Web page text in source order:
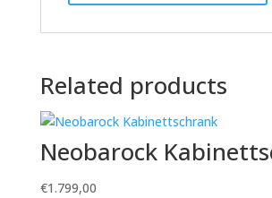
Related products
Neobarock
€1.799,00